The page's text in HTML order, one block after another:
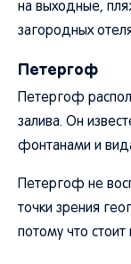
на выходные,
загородных
Петергоф
Петергоф
залива. Он
фонтанами и
Петергоф не
точки зрения
потому что стоит